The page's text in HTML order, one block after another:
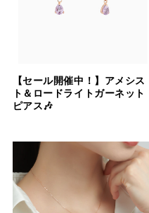
【セール開催中！】アメシス
ト＆ロードライトガーネット
ピアス🎶